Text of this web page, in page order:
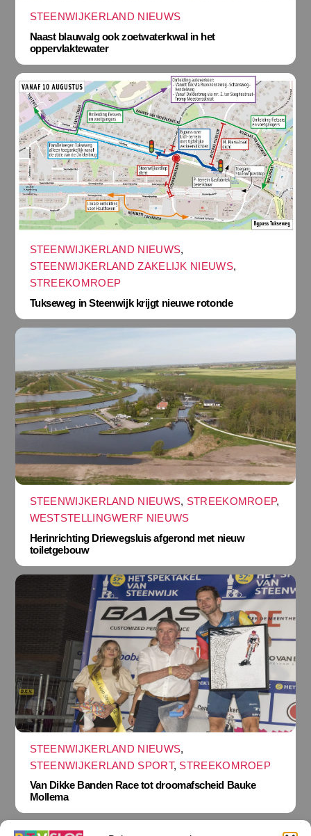
STEENWIJKERLAND NIEUWS
Naast blauwalg ook zoetwaterkwal in het
oppervlaktewater
STEENWIJKERLAND NIEUWS,
STEENWIJKERLAND ZAKELIJK NIEUWS,
STREEKOMROEP
Tukseweg in Steenwijk krijgt nieuwe rotonde
STEENWIJKERLAND NIEUWS, STREEKOMROEP,
WESTSTELLINGWERF NIEUWS
Herinrichting Driewegsluis afgerond met nieuw
toiletgebouw
STEENWIJKERLAND NIEUWS,
STEENWIJKERLAND SPORT, STREEKOMROEP
Van Dikke Banden Race tot droomafscheid Bauke
Mollema